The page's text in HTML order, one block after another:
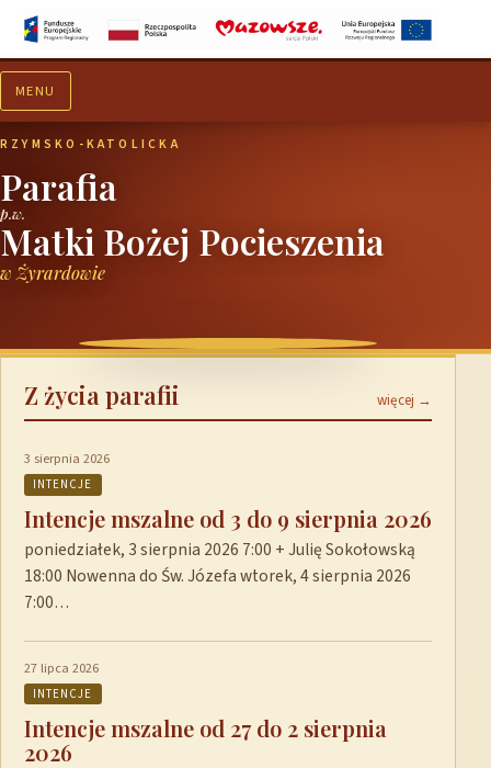
MENU
RZYMSKO-KATOLICKA
Parafia
p.w.
Matki Bożej Pocieszenia
w Żyrardowie
Z życia parafii więcej →
3 sierpnia 2026
INTENCJE
Intencje mszalne od 3 do 9 sierpnia 2026
poniedziałek, 3 sierpnia 2026 7:00 + Julię Sokołowską
18:00 Nowenna do Św. Józefa wtorek, 4 sierpnia 2026
7:00…
27 lipca 2026
INTENCJE
Intencje mszalne od 27 do 2 sierpnia
2026